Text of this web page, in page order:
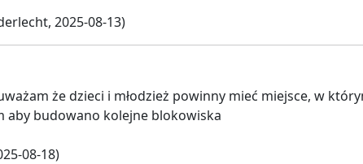
2025-08-13)
że dzieci i młodzież powinny mieć miejsce, w
aby budowano kolejne blokowiska
08-18)